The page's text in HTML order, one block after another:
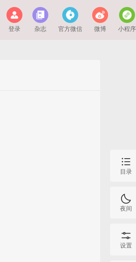
登录 杂志 官方微信 微博 小程序
目录
夜间
设置